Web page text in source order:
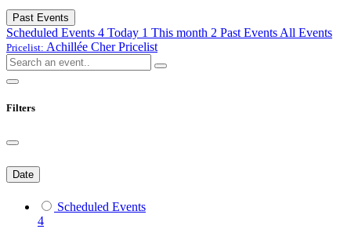
Past Events
Scheduled Events 4 Today 1 This month 2 Past Events All Events
Pricelist: Achillée Cher Pricelist
Filters
Date
Scheduled Events
4